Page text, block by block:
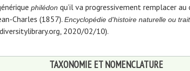
philédon qu’il va progressivement remplacer au
Charles (1857). Encyclopédie d'histoire naturelle ou
2020/02/10).
TAXONOMIE ET NOMENCLATURE